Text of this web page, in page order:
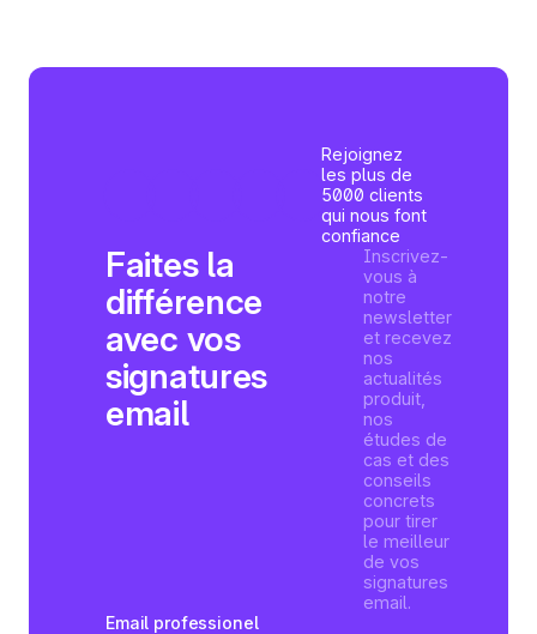
Rejoignez
les plus de
5000 clients
qui nous font
confiance
Faites la
différence
avec vos
signatures
email
Inscrivez-
vous à
notre
newsletter
et recevez
nos
actualités
produit,
nos
études de
cas et des
conseils
concrets
pour tirer
le meilleur
de vos
signatures
email.
Email professionel